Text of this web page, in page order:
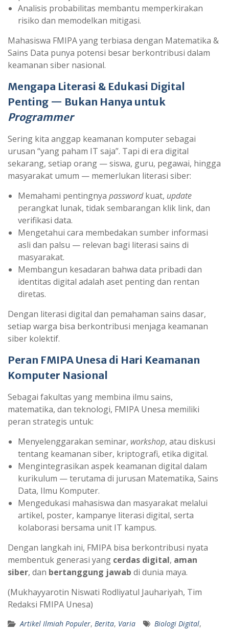
Analisis probabilitas membantu memperkirakan
risiko dan memodelkan mitigasi.
Mahasiswa FMIPA yang terbiasa dengan Matematika &
Sains Data punya potensi besar berkontribusi dalam
keamanan siber nasional.
Mengapa Literasi & Edukasi Digital
Penting — Bukan Hanya untuk
Programmer
Sering kita anggap keamanan komputer sebagai
urusan “yang paham IT saja”. Tapi di era digital
sekarang, setiap orang — siswa, guru, pegawai, hingga
masyarakat umum — memerlukan literasi siber:
Memahami pentingnya passwordkuat, update
perangkat lunak, tidak sembarangan klik link, dan
verifikasi data.
Mengetahui cara membedakan sumber informasi
asli dan palsu — relevan bagi literasi sains di
masyarakat.
Membangun kesadaran bahwa data pribadi dan
identitas digital adalah aset penting dan rentan
diretas.
Dengan literasi digital dan pemahaman sains dasar,
setiap warga bisa berkontribusi menjaga keamanan
siber kolektif.
Peran FMIPA Unesa di Hari Keamanan
Komputer Nasional
Sebagai fakultas yang membina ilmu sains,
matematika, dan teknologi, FMIPA Unesa memiliki
peran strategis untuk:
Menyelenggarakan seminar, workshop, atau diskusi
tentang keamanan siber, kriptografi, etika digital.
Mengintegrasikan aspek keamanan digital dalam
kurikulum — terutama di jurusan Matematika, Sains
Data, Ilmu Komputer.
Mengedukasi mahasiswa dan masyarakat melalui
artikel, poster, kampanye literasi digital, serta
kolaborasi bersama unit IT kampus.
Dengan langkah ini, FMIPA bisa berkontribusi nyata
membentuk generasi yang cerdas digital, aman
siber, dan bertanggung jawab di dunia maya.
(Mukhayyarotin Niswati Rodliyatul Jauhariyah, Tim
Redaksi FMIPA Unesa)
Artikel Ilmiah Populer, Berita, Varia Biologi Digital,